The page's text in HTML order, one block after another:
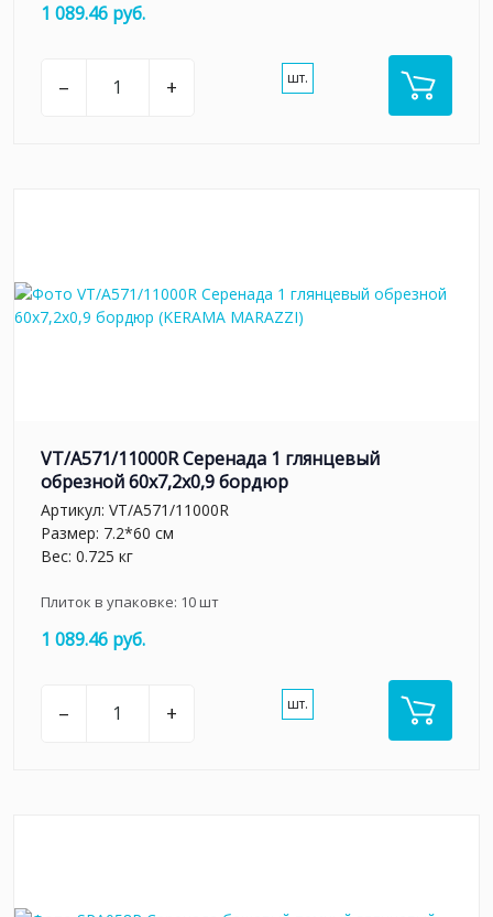
1 089.46 руб.
– + шт.
VT/A571/11000R Серенада 1 глянцевый
обрезной 60x7,2x0,9 бордюр
Артикул: VT/A571/11000R
Размер: 7.2*60 см
Вес: 0.725 кг
Плиток в упаковке: 10шт
1 089.46 руб.
– + шт.